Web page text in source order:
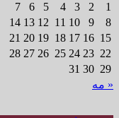
1
2
3
4
5
6
7
8
9
10
11
12
13
14
15
16
17
18
19
20
21
22
23
24
25
26
27
28
29
30
31
« مه